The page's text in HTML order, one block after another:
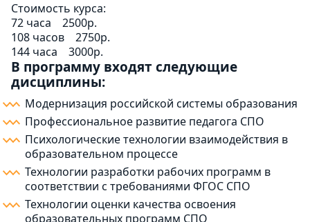
Стоимость курса:
72 часа
2500р.
108 часов
2750р.
144 часа
3000р.
В программу входят следующие
дисциплины:
Модернизация российской системы образования
Профессиональное развитие педагога СПО
Психологические технологии взаимодействия в
образовательном процессе
Технологии разработки рабочих программ в
соответствии с требованиями ФГОС СПО
Технологии оценки качества освоения
образовательных программ СПО